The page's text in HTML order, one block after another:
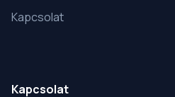
Kapcsolat
Kapcsolat